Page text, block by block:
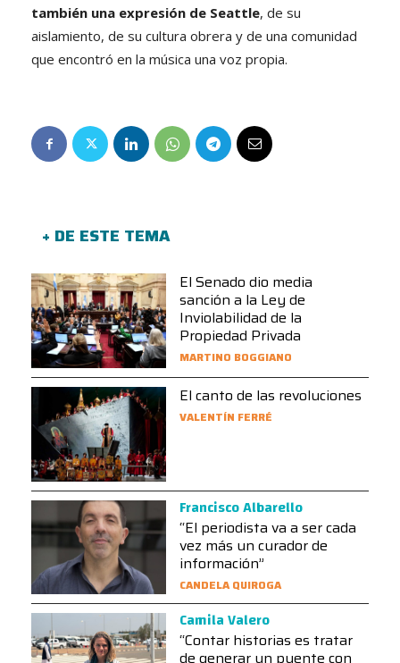
también una expresión de Seattle, de su
aislamiento, de su cultura obrera y de una comunidad
que encontró en la música una voz propia.
+ DE ESTE TEMA
El Senado dio media
sanción a la Ley de
Inviolabilidad de la
Propiedad Privada
MARTINO BOGGIANO
El canto de las revoluciones
VALENTÍN FERRÉ
Francisco Albarello
“El periodista va a ser cada
vez más un curador de
información”
CANDELA QUIROGA
Camila Valero
“Contar historias es tratar
de generar un puente con